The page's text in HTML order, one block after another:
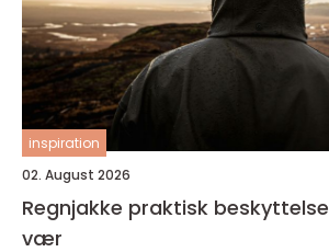
inspiration
02. August 2026
Regnjakke praktisk beskyttelse i all slags
vær